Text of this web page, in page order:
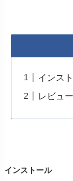
インス
レビュー
インストール